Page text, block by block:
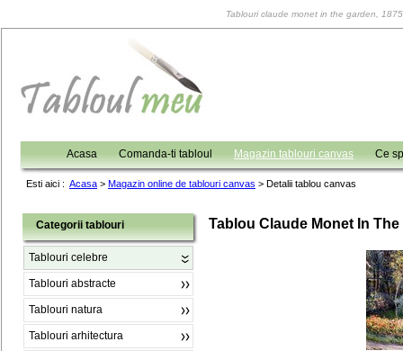
Tablouri claude monet in the garden,
Acasa Comanda-ti tabloul Magazin tablouri canvas Ce
Esti aici : Acasa > Magazin online de tablouri canvas > Detalii tablou canvas
Categorii tablouri
Tablouri celebre
Tablouri abstracte
Tablouri natura
Tablouri arhitectura
Tablou Claude Monet In The